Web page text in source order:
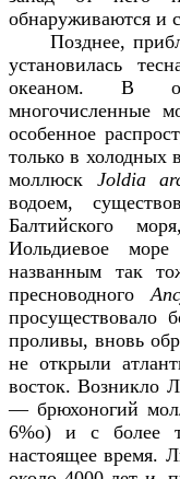
обнаруживаются и
Позднее,
установилась
океаном. В
многочисленные
особенное
только в холодных
моллюск Joldia
водоем,
Балтийского
Иольдиевое
названным так
пресноводного
просуществовало
проливы, вновь
не открыли
восток. Возникло
— брюхоногий
6%о) и с более
настоящее время.